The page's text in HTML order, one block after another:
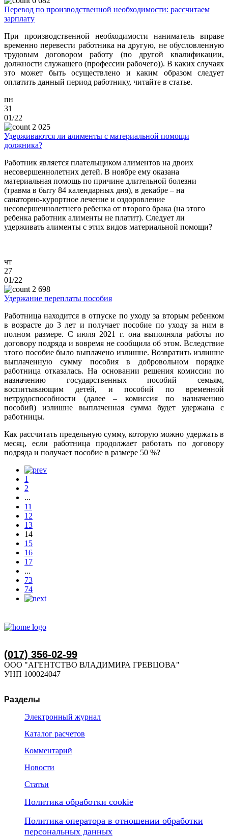
Перевод по производственной необходимости: рассчитаем
зарплату
При производственной необходимости наниматель вправе
временно перевести работника на другую, не обусловленную
трудовым договором работу (по другой квалификации,
должности служащего (профессии рабочего)). В каких случаях
это может быть осуществлено и каким образом следует
оплатить данный период работнику, читайте в статье.
пн
31
01/22
2 025
Удерживаются ли алименты с материальной помощи
должника?
Работник является плательщиком алиментов на двоих
несовершеннолетних детей. В ноябре ему оказана
материальная помощь по причине длительной болезни
(травма в быту 84 календарных дня), в декабре – на
санаторно-курортное лечение и оздоровление
несовершеннолетнего ребенка от второго брака (на этого
ребенка работник алименты не платит). Следует ли
удерживать алименты с этих видов материальной помощи?
чт
27
01/22
2 698
Удержание переплаты пособия
Работница находится в отпуске по уходу за вторым ребенком
в возрасте до 3 лет и получает пособие по уходу за ним в
полном размере. С июля 2021 г. она выполняла работы по
договору подряда и вовремя не сообщила об этом. Вследствие
этого пособие было выплачено излишне. Возвратить излишне
выплаченную сумму пособия в добровольном порядке
работница отказалась. На основании решения комиссии по
назначению государственных пособий семьям,
воспитывающим детей, и пособий по временной
нетрудоспособности (далее – комиссия по назначению
пособий) излишне выплаченная сумма будет удержана с
работницы.
Как рассчитать предельную сумму, которую можно удержать в
месяц, если работница продолжает работать по договору
подряда и получает пособие в размере 50 %?
1
2
...
11
12
13
14
15
16
17
...
73
74
(017) 356-02-99
ООО "АГЕНТСТВО ВЛАДИМИРА ГРЕВЦОВА"
УНП 100024047
Разделы
Электронный журнал
Каталог расчетов
Комментарий
Новости
Статьи
Политика обработки cookie
Политика оператора в отношении обработки
персональных данных